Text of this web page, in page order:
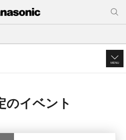
MENU
のイベント